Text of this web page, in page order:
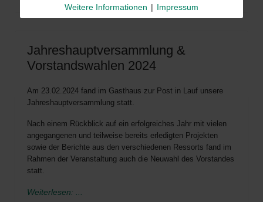
Jahreshauptversammlung &
Vorstandswahlen 2024
Am 23.02.2024 fand im Gasthaus zur Post in Lauf unsere
Jahreshauptversammlung statt.
Nach einem Rückblick auf ein erfolgreiches Jahr mit vielen
angegangenen und teilweise bereits erledigten Projekten
sowie der Berichte aus den verschiedenen Ressorts fand im
Rahmen der Veranstaltung auch die Neuwahl des Vorstandes
statt.
Weiterlesen: ...
Weitere Informationen | Impressum